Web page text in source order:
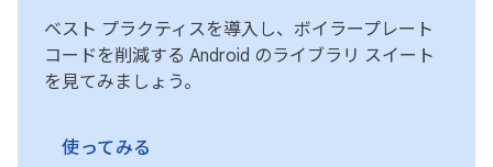
ベスト プラクティスを導入し、ボイラープレート
コードを削減する Android のライブラリ スイート
を見てみましょう。
使ってみる